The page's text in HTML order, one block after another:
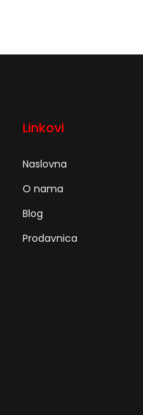
Linkovi
Naslovna
O nama
Blog
Prodavnica